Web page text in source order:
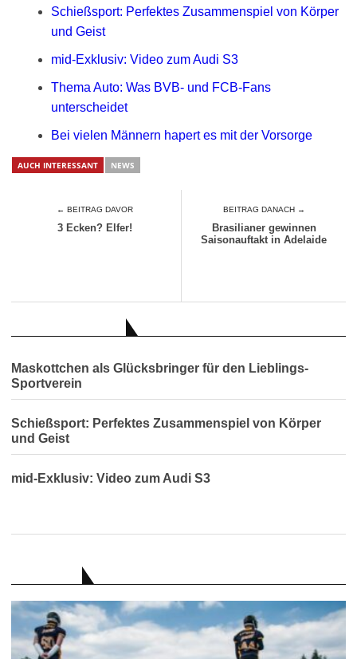
Schießsport: Perfektes Zusammenspiel von Körper
und Geist
mid-Exklusiv: Video zum Audi S3
Thema Auto: Was BVB- und FCB-Fans
unterscheidet
Bei vielen Männern hapert es mit der Vorsorge
AUCH INTERESSANT NEWS
← BEITRAG DAVOR
3 Ecken? Elfer!
BEITRAG DANACH →
Brasilianer gewinnen
Saisonauftakt in Adelaide
Maskottchen als Glücksbringer für den Lieblings-
Sportverein
Schießsport: Perfektes Zusammenspiel von Körper
und Geist
mid-Exklusiv: Video zum Audi S3